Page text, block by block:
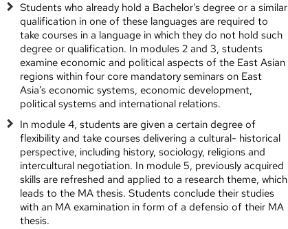
Students who already hold a Bachelor‘s degree or a similar
qualification in one of these languages are required to
take courses in a language in which they do not hold such
degree or qualification. In modules 2 and 3, students
examine economic and political aspects of the East Asian
regions within four core mandatory seminars on East
Asia’s economic systems, economic development,
political systems and international relations.
In module 4, students are given a certain degree of
flexibility and take courses delivering a cultural- historical
perspective, including history, sociology, religions and
intercultural negotiation. In module 5, previously acquired
skills are refreshed and applied to a research theme, which
leads to the MA thesis. Students conclude their studies
with an MA examination in form of a defensio of their MA
thesis.